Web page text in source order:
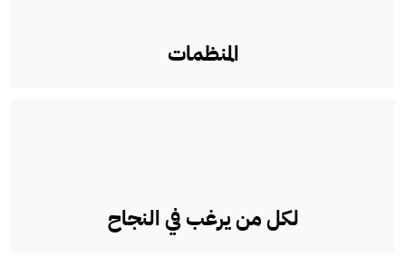
المنظمات
لكل من يرغب في النجاح